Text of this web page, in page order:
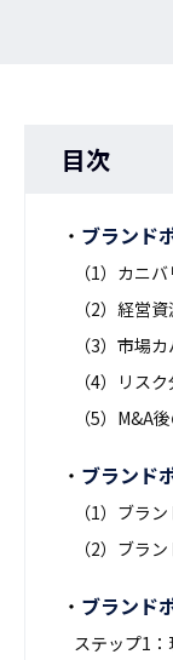
目次
ブランド
（1）カニ
（2）経営
（3）市場
（4）リス
（5）M&A
ブランド
（1）ブラ
（2）ブラ
ブランド
ステップ1